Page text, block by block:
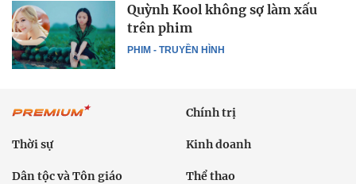
PHIM - TRUYỀN HÌNH
Quỳnh Kool không sợ làm xấu
trên phim
Chính trị
Thời sự Kinh doanh
Dân tộc và Tôn giáo Thể thao